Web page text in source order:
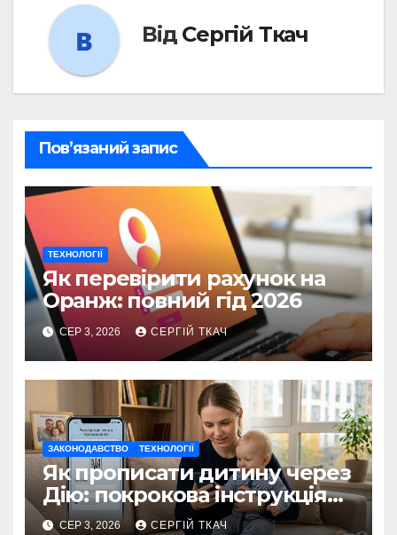
Від Сергій Ткач
Пов’язаний запис
ТЕХНОЛОГІЇ
Як перевірити рахунок на
Оранж: повний гід 2026
СЕР 3, 2026 СЕРГІЙ ТКАЧ
ЗАКОНОДАВСТВО ТЕХНОЛОГІЇ
Як прописати дитину через
Дію: покрокова інструкція
2026
СЕР 3, 2026 СЕРГІЙ ТКАЧ